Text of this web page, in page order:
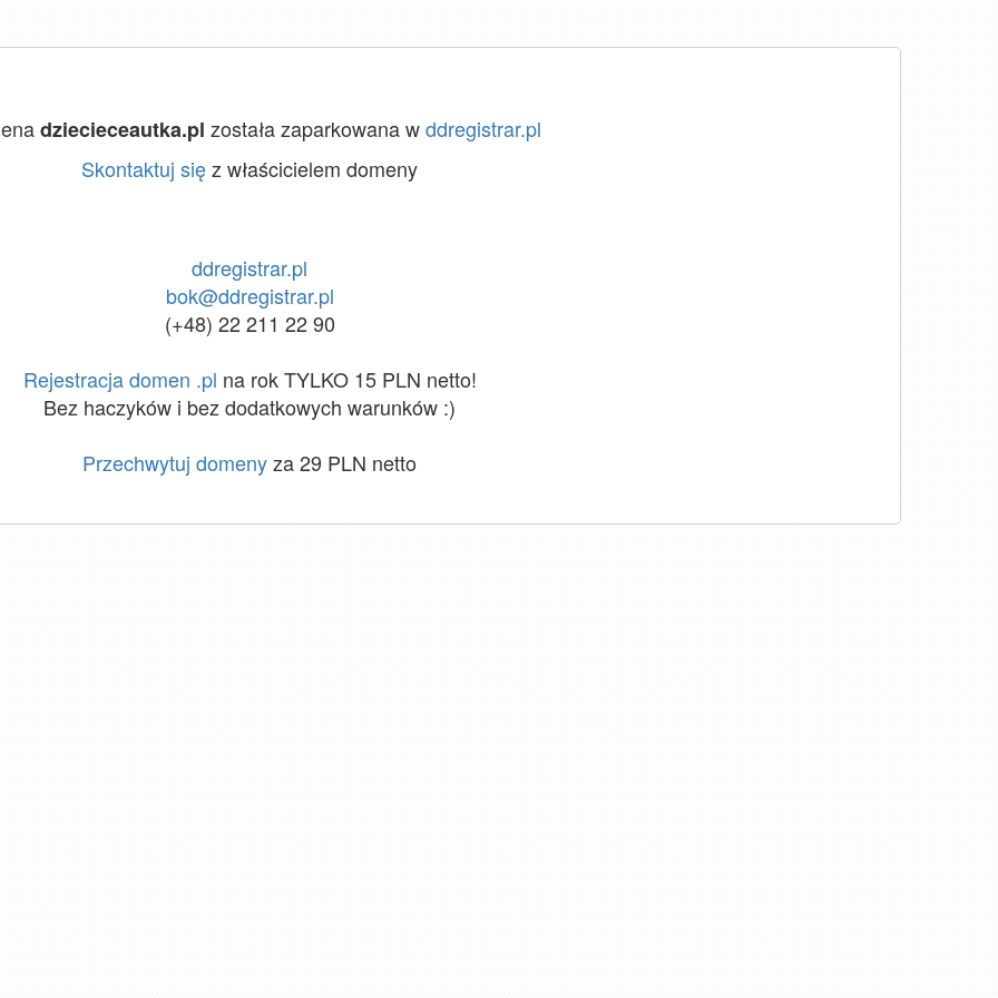
dziecieceautka.pl została zaparkowana wddregistrar.pl
Skontaktuj sięz właścicielem domeny
ddregistrar.pl
bok@ddregistrar.pl
(+48) 22 211 22 90
Rejestracja domen .pl na rok TYLKO 15 PLN netto!
Bez haczyków i bez dodatkowych warunków :)
Przechwytuj domenyza 29 PLN netto